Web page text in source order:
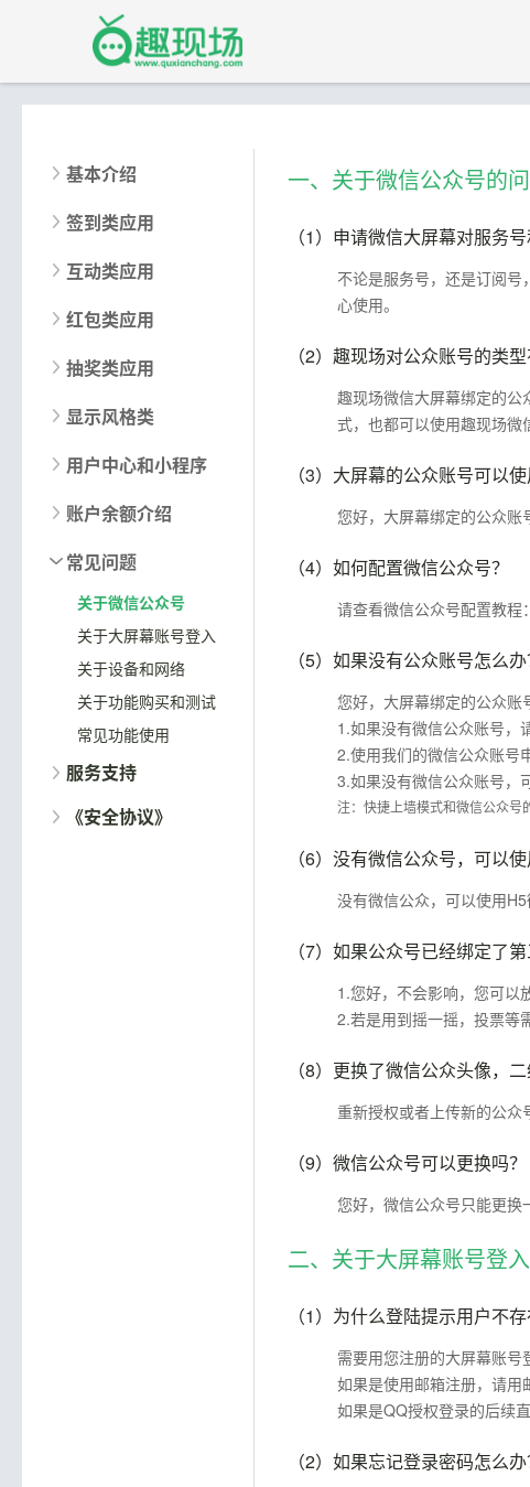
基本介绍
签到类应用
互动类应用
红包类应用
抽奖类应用
显示风格类
用户中心和小程序
账户余额介绍
常见问题
关于微信公众号
关于大屏幕账号登入
关于设备和网络
关于功能购买和测试
常见功能使用
服务支持
《安全协议》
一、关于微信公众号的问
（1） 申请微信大屏幕对服务
不论是服务号，还是订阅
心使用。
（2） 趣现场对公众账号的类
趣现场微信大屏幕绑定的
式，也都可以使用趣现场微
（3） 大屏幕的公众账号可以使
您好，大屏幕绑定的公众账
（4） 如何配置微信公众号？
请查看微信公众号配置教程：
（5） 如果没有公众账号怎么办
您好，大屏幕绑定的公众账
1.如果没有微信公众账号，
2.使用我们的微信公众账号
3.如果没有微信公众账号，
注：快捷上墙模式和微信公众号
（6） 没有微信公众号，可以使
没有微信公众，可以使用
（7） 如果公众号已经绑定了
1.您好，不会影响，您可以
2.若是用到摇一摇，投票等
（8） 更换了微信公众头像，
重新授权或者上传新的公众
（9） 微信公众号可以更换吗？
您好，微信公众号只能更换
二、关于大屏幕账号登
（1） 为什么登陆提示用户不存
需要用您注册的大屏幕账号
如果是使用邮箱注册，请用
如果是QQ授权登录的后续
（2） 如果忘记登录密码怎么办